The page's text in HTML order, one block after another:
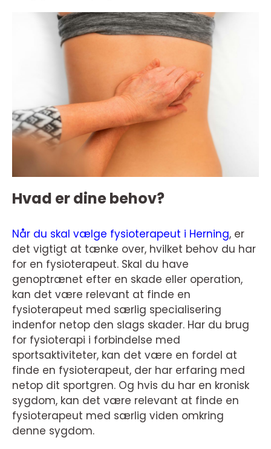
Hvad er dine behov?
Når du skal vælge fysioterapeut i Herning, er
det vigtigt at tænke over, hvilket behov du har
for en fysioterapeut. Skal du have
genoptrænet efter en skade eller operation,
kan det være relevant at finde en
fysioterapeut med særlig specialisering
indenfor netop den slags skader. Har du brug
for fysioterapi i forbindelse med
sportsaktiviteter, kan det være en fordel at
finde en fysioterapeut, der har erfaring med
netop dit sportgren. Og hvis du har en kronisk
sygdom, kan det være relevant at finde en
fysioterapeut med særlig viden omkring
denne sygdom.